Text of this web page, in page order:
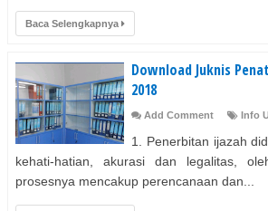
Baca Selengkapnya
Download Juknis
2018
Add Comment Info
1. Penerbitan ijazah
kehati-hatian, akurasi dan legalitas,
prosesnya mencakup perencanaan dan...